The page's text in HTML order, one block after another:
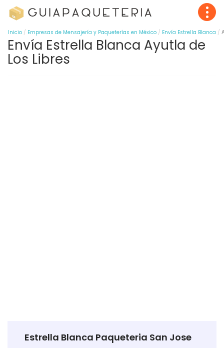
Inicio Empresas de Mensajería y Paqueterías en México Envía Estrella Blanca
Envía Estrella Blanca Ayutla de
Los Libres
Estrella Blanca Paqueteria San Jose